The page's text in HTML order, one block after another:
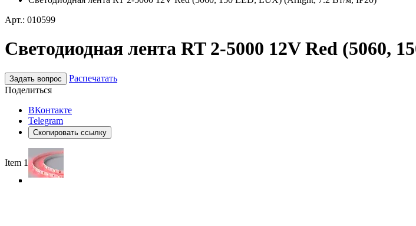
Арт.: 010599
Светодиодная лента RT 2-5000 12V Red
Задать вопрос
Распечатать
Поделиться
ВКонтакте
Telegram
Скопировать ссылку
Item 1 of 5